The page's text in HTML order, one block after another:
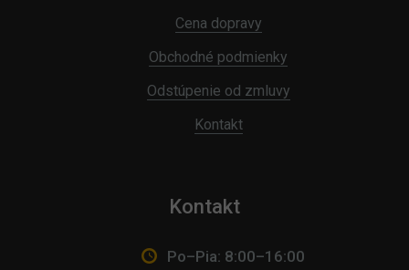
Cena dopravy
Obchodné podmienky
Odstúpenie od zmluvy
Kontakt
Kontakt
Po–Pia: 8:00–16:00